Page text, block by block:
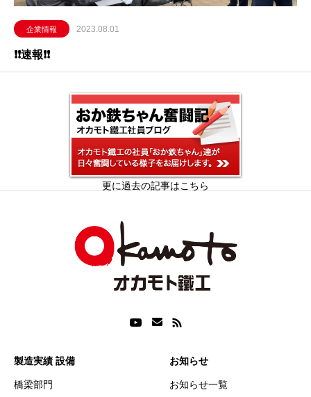
企業情報 2023.08.01
❗❗速報❗❗
更に過去の記事はこちら
製造実績 設備
橋梁部門
お知らせ
お知らせ一覧